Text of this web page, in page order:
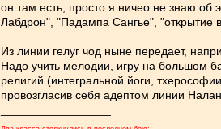
он там есть, просто я ничео не знаю об
Лабдрон", "Падампа Сангье", "открытие
Из линии гелуг чод ныне передает,
Надо учить мелодии, игру на большом
религий (интегральной йоги,
провозгласив себя адептом линии